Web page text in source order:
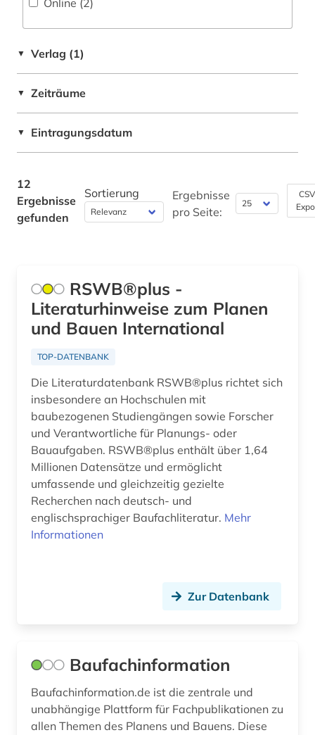
städtebau (5)
umweltschutz (1)
Online (2)
▼ Verlag (1)
▼ Zeiträume
▼ Eintragungsdatum
12
Ergebnisse
gefunden
Sortierung
Ergebnisse
pro Seite:
RSWB®plus -
Literaturhinweise zum Planen
und Bauen International
TOP-DATENBANK
Die Literaturdatenbank RSWB®plus richtet sich
insbesondere an Hochschulen mit
baubezogenen Studiengängen sowie Forscher
und Verantwortliche für Planungs- oder
Bauaufgaben. RSWB®plus enthält über 1,64
Millionen Datensätze und ermöglicht
umfassende und gleichzeitig gezielte
Recherchen nach deutsch- und
englischsprachiger Baufachliteratur. Mehr
Informationen
Zur Datenbank
Baufachinformation
Baufachinformation.de ist die zentrale und
unabhängige Plattform für Fachpublikationen zu
allen Themen des Planens und Bauens. Diese